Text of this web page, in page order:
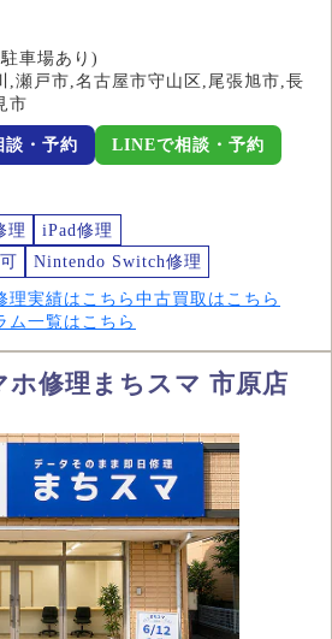
車場あり)
,瀬戸市,名古屋市守山区,尾張旭市,長
市
談・予約 LINEで相談・予約
理
iPad修理
Nintendo Switch修理
理実績はこちら 中古買取はこちら
ム一覧はこちら
ホ修理まちスマ 市原店